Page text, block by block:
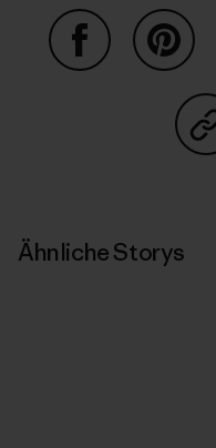
Ähnliche Storys